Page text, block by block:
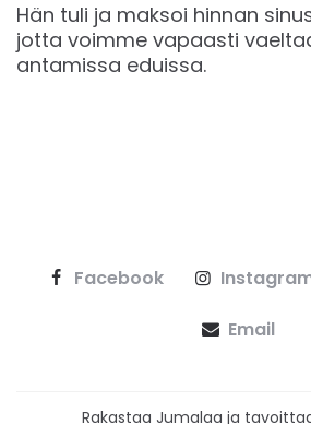
Hän tuli ja maksoi hinnan
jotta voimme vapaasti
antamissa eduissa.
Facebook
Email
Rakastaa Jumalaa ja